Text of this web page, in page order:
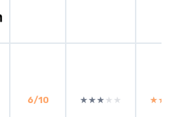
6/10 ★★★★★
★★★★★